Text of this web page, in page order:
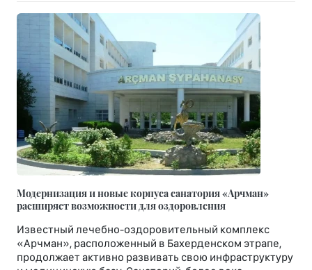
Модернизация и новые корпуса санатория «Арчман»
расширяет возможности для оздоровления
Известный лечебно-оздоровительный комплекс
«Арчман», расположенный в Бахерденском этрапе,
продолжает активно развивать свою инфраструктуру